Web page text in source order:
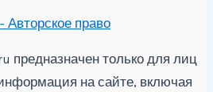
Авторское право
предназначен только для лиц
на сайте, включая